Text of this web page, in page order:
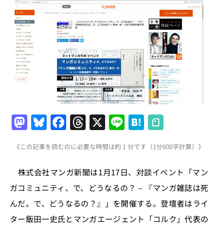
M
a
st
o
d
o
n
Bl
u
e
s
k
y
F
a
c
e
b
o
o
T
h
re
a
d
s
X Li
n
e
H
at
e
n
a
《この記事を読むのに必要な時間は約 1 分です（1分600字計算）》
株式会社マンガ新聞は1月17日、対談イベント「マン
ガコミュニティ、で、どうなるの？ – 『マンガ雑誌は死
んだ。で、どうなるの？』」を開催する。登壇者はライ
ター飯田一史氏とマンガエージェント「コルク」代表の